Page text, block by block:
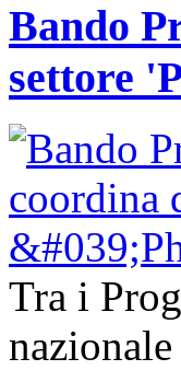
Bando
settore
Tra i